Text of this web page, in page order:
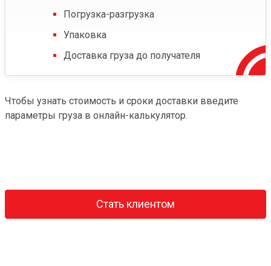
Погрузка-разгрузка
Упаковка
Доставка груза до получателя
Чтобы узнать стоимость и сроки доставки введите
параметры груза в онлайн-калькулятор.
Стать клиентом